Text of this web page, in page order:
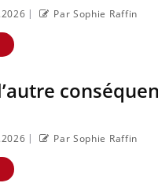
| Par Sophie Raffin
| Par Sophie Raffin